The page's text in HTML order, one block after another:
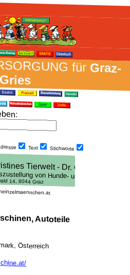
fürGraz-
Gries
:
Text Stich­worte
Autoteile
Österreich